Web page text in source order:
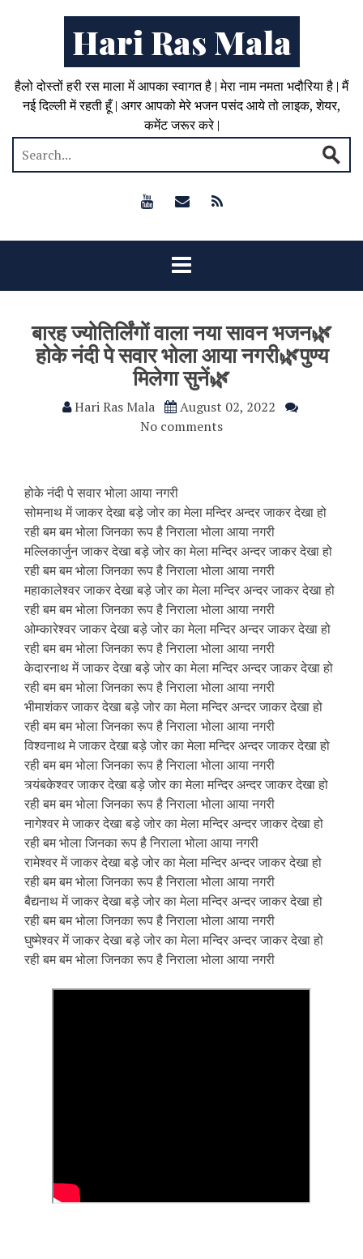
Hari Ras Mala
हैलो दोस्तों हरी रस माला में आपका स्वागत है | मेरा नाम नमता भदौरिया है | मैं
नई दिल्ली में रहती हूँ | अगर आपको मेरे भजन पसंद आये तो लाइक, शेयर,
कमेंट जरूर करे |
बारह ज्योतिर्लिंगों वाला नया सावन भजन🌿
होके नंदी पे सवार भोला आया नगरी🌿पुण्य
मिलेगा सुनें🌿
Hari Ras Mala
August 02, 2022
No comments
होके नंदी पे सवार भोला आया नगरी
सोमनाथ में जाकर देखा बड़े जोर का मेला मन्दिर अन्दर जाकर देखा हो
रही बम बम भोला जिनका रूप है निराला भोला आया नगरी
मल्लिकार्जुन जाकर देखा बड़े जोर का मेला मन्दिर अन्दर जाकर देखा हो
रही बम बम भोला जिनका रूप है निराला भोला आया नगरी
महाकालेश्वर जाकर देखा बड़े जोर का मेला मन्दिर अन्दर जाकर देखा हो
रही बम बम भोला जिनका रूप है निराला भोला आया नगरी
ओम्कारेश्वर जाकर देखा बड़े जोर का मेला मन्दिर अन्दर जाकर देखा हो
रही बम बम भोला जिनका रूप है निराला भोला आया नगरी
केदारनाथ में जाकर देखा बड़े जोर का मेला मन्दिर अन्दर जाकर देखा हो
रही बम बम भोला जिनका रूप है निराला भोला आया नगरी
भीमाशंकर जाकर देखा बड़े जोर का मेला मन्दिर अन्दर जाकर देखा हो
रही बम बम भोला जिनका रूप है निराला भोला आया नगरी
विश्वनाथ मे जाकर देखा बड़े जोर का मेला मन्दिर अन्दर जाकर देखा हो
रही बम बम भोला जिनका रूप है निराला भोला आया नगरी
त्र्यंबकेश्वर जाकर देखा बड़े जोर का मेला मन्दिर अन्दर जाकर देखा हो
रही बम बम भोला जिनका रूप है निराला भोला आया नगरी
नागेश्वर मे जाकर देखा बड़े जोर का मेला मन्दिर अन्दर जाकर देखा हो
रही बम भोला जिनका रूप है निराला भोला आया नगरी
रामेश्वर में जाकर देखा बड़े जोर का मेला मन्दिर अन्दर जाकर देखा हो
रही बम बम भोला जिनका रूप है निराला भोला आया नगरी
बैद्यनाथ में जाकर देखा बड़े जोर का मेला मन्दिर अन्दर जाकर देखा हो
रही बम बम भोला जिनका रूप है निराला भोला आया नगरी
घुष्मेश्वर में जाकर देखा बड़े जोर का मेला मन्दिर अन्दर जाकर देखा हो
रही बम बम भोला जिनका रूप है निराला भोला आया नगरी